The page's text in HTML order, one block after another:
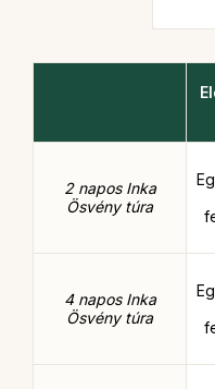
2 napos Inka
Ösvény túra
4 napos Inka
Ösvény túra